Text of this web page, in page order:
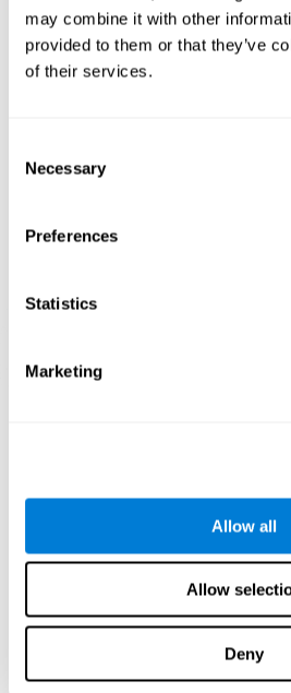
may combine it with other
provided to them or that they’ve
of their services.
Selection
Necessary
Preferences
Statistics
Marketing
Allow all
Allow
Deny
стимулируют определённый паттерн
Регулярная стимуляция наших
способствовать созданию новых
1 НЕДЕЛЯ
Что происходит,
тренирую свои
Наш мозг создан экономить
неиспользуемые нейронные
если не используется какая-то
мозг не выделяет ресурсы на
нейронов, в связи с чем он
Отсутствие тренировки данной